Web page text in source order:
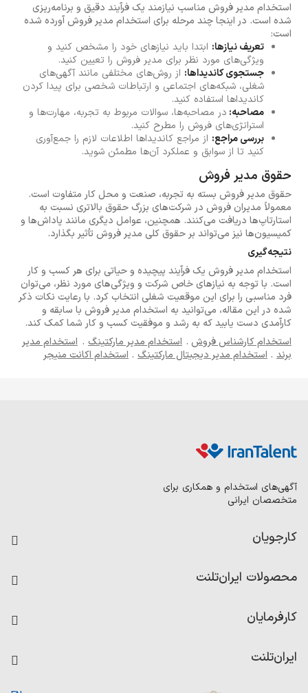
استخدام مدیر فروش مناسب نیازمند یک فرآیند دقیق و برنامه‌ریزی
شده است. در اینجا چند مرحله برای استخدام مدیر فروش آورده شده
است:
تعریف نیازها: ابتدا باید نیازهای خود را مشخص کنید و
ویژگی‌های مورد نظر برای مدیر فروش را تعیین کنید.
جستجوی کاندیداها: از روش‌های مختلفی مانند آگهی‌های
شغلی، شبکه‌های اجتماعی و ارتباطات شخصی برای پیدا کردن
کاندیداها استفاده کنید.
مصاحبه: در مصاحبه‌ها، سوالات مربوط به تجربه، مهارت‌ها و
استراتژی‌های فروش را مطرح کنید.
بررسی مراجع: از مراجع کاندیداها اطلاعات لازم را جمع‌آوری
کنید تا از سوابق و عملکرد آن‌ها مطمئن شوید.
حقوق مدیر فروش
حقوق مدیر فروش بسته به تجربه، صنعت و محل کار متفاوت است.
معمولاً مدیران فروش در شرکت‌های بزرگ حقوق بالاتری نسبت به
استارتاپ‌ها دریافت می‌کنند. همچنین، عوامل دیگری مانند پاداش‌ها و
کمیسیون‌ها نیز می‌تواند بر حقوق کلی مدیر فروش تأثیر بگذارد.
نتیجه‌گیری
استخدام مدیر فروش یک فرآیند پیچیده و حیاتی برای هر کسب و کار
است. با توجه به نیازهای خاص شرکت و ویژگی‌های مورد نظر، می‌توان
فرد مناسبی را برای این موقعیت شغلی انتخاب کرد. با رعایت نکات ذکر
شده در این مقاله، می‌توانید به استخدام مدیر فروش با سابقه و
کارآمدی دست یابید که به رشد و موفقیت کسب و کار شما کمک کند.
استخدام کارشناس فروش . استخدام مدیر مارکتینگ . استخدام مدیر
برند . استخدام مدیر دیجیتال مارکتینگ . استخدام اکانت منیجر
آگهی‌های استخدام و همکاری برای
متخصصان ایرانی
کارجویان
رزومه ساز
امتیاز شرکت‌ها
محصولات ایران‌تلنت
کاردیکس
کارفرمایان
ایران‌تلنت